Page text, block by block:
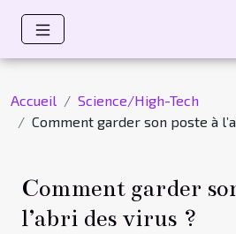
Accueil
Science/High-Tech
Comment garder son poste à
Comment garder
l’abri des virus ?